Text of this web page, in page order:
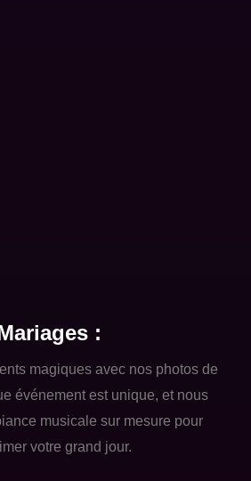
:
magiques avec nos photos de
événement est unique, et nous
musicale sur mesure pour
votre grand jour.